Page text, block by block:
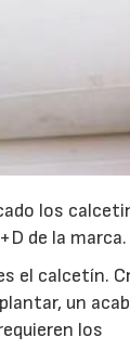
los
de la marca.
el calcetín.
un
los